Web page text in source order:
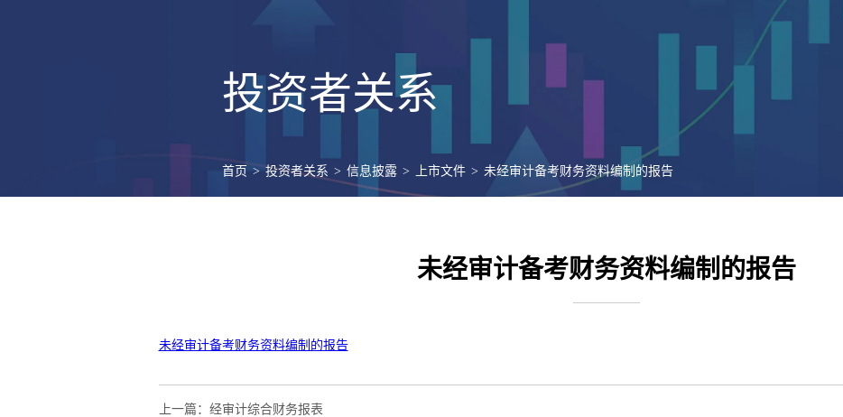
投资者关系
首页 > 投资者关系 > 信息披露 > 上市文件 > 未经审计备考财务资料编制的报告
未经审计备考财务资料编制的报告
上一篇： 经审计综合财务报表